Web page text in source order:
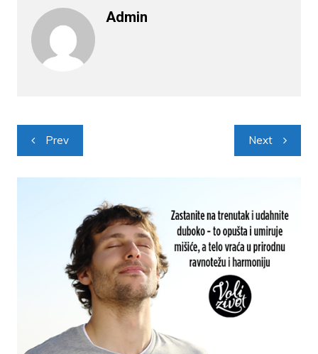
Admin
Navigacija
objava
Prev Next